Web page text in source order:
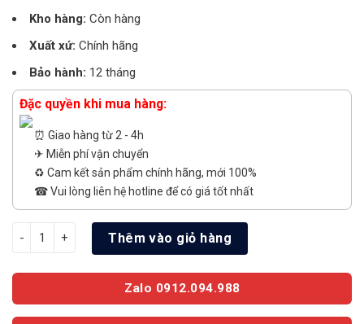
8.900.000₫.
Kho hàng: Còn hàng
Xuất xứ: Chính hãng
Bảo hành: 12 tháng
Đặc quyền khi mua hàng:
⏰ Giao hàng từ 2 - 4h
✈ Miễn phí vận chuyển
♻️ Cam kết sản phẩm chính hãng, mới 100%
☎ Vui lòng liên hệ hotline để có giá tốt nhất
Máy lọc không khí tạo ẩm Sharp KI-N40V-H số lượng
Thêm vào giỏ hàng
Zalo 0912.094.988